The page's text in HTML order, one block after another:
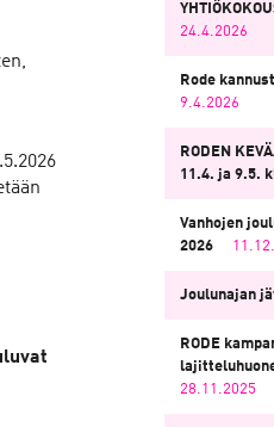
24.4.2026
Rode
9.4.2026
RODEN
11.4. ja 9.5.
Vanhojen
2026
Joulunajan
RODE
28.11.2025